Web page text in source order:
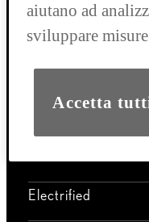
NX
RZ
Electrified
aiutano ad
sviluppare
Accetta